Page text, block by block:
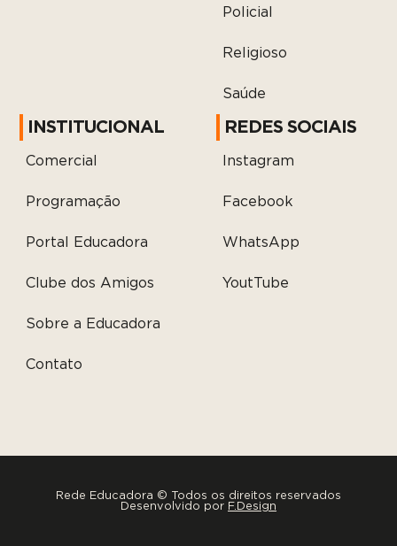
Policial
Religioso
Saúde
INSTITUCIONAL
Comercial
Programação
Portal Educadora
Clube dos Amigos
Sobre a Educadora
Contato
REDES SOCIAIS
Instagram
Facebook
WhatsApp
YoutTube
Rede Educadora © Todos os direitos reservados
Desenvolvido por F.Design